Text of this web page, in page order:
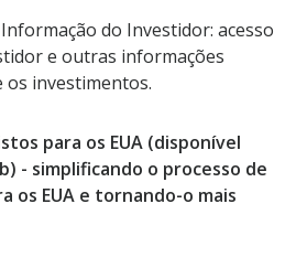
do Investidor: acesso
e outras informações
investimentos.
para os EUA (disponível
- simplificando o processo de
os EUA e tornando-o mais